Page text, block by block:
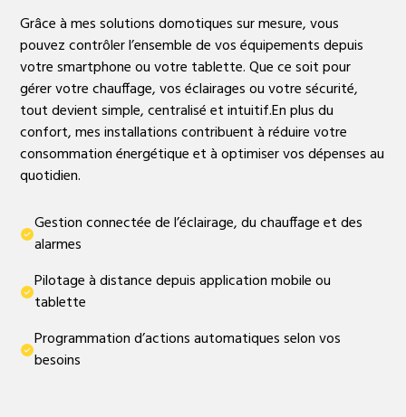
Grâce à mes solutions domotiques sur mesure, vous
pouvez contrôler l’ensemble de vos équipements depuis
votre smartphone ou votre tablette. Que ce soit pour
gérer votre chauffage, vos éclairages ou votre sécurité,
tout devient simple, centralisé et intuitif.En plus du
confort, mes installations contribuent à réduire votre
consommation énergétique et à optimiser vos dépenses au
quotidien.
Gestion connectée de l’éclairage, du chauffage et des
alarmes
Pilotage à distance depuis application mobile ou
tablette
Programmation d’actions automatiques selon vos
besoins